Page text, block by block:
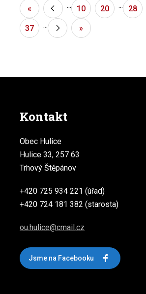
« « ... 10 20 ... 28
37 ... » »
Kontakt
Obec Hulice
Hulice 33, 257 63
Trhový Štěpánov
+420 725 934 221 (úřad)
+420 724 181 382 (starosta)
ou.hulice@cmail.cz
Jsme na Facebooku